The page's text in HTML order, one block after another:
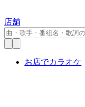
店舗
お店でカラオケ